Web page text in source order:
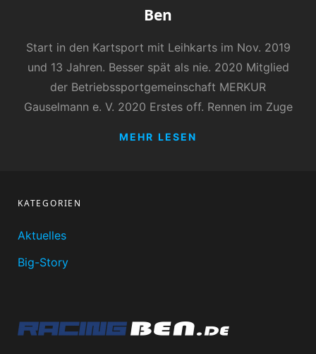
Ben
Start in den Kartsport mit Leihkarts im Nov. 2019
und 13 Jahren. Besser spät als nie. 2020 Mitglied
der Betriebssportgemeinschaft MERKUR
Gauselmann e. V. 2020 Erstes off. Rennen im Zuge
MEHR LESEN
KATEGORIEN
Aktuelles
Big-Story